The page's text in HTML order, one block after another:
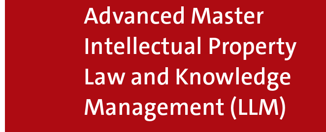
Advanced Master
Intellectual Property
Law and Knowledge
Management (LLM)